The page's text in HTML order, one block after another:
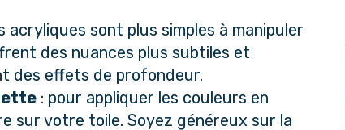
acryliques sont plus simples à manipuler
des nuances plus subtiles et
des effets de profondeur.
: pour appliquer les couleurs en
sur votre toile. Soyez généreux sur la